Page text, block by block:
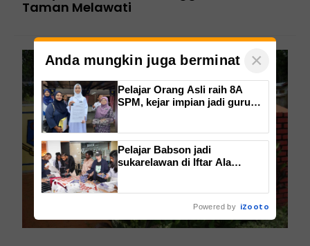
Taman Melawati
Anda mungkin juga berminat ×
Pelajar Orang Asli raih 8A
SPM, kejar impian jadi guru
Pelajar Babson jadi
sukarelawan di Iftar Ala
Powered by iZooto